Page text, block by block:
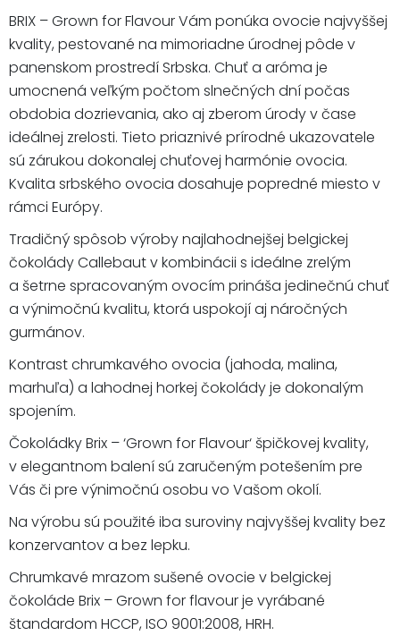
BRIX – Grown for Flavour Vám ponúka ovocie najvyššej
kvality, pestované na mimoriadne úrodnej pôde v
panenskom prostredí Srbska. Chuť a aróma je
umocnená veľkým počtom slnečných dní počas
obdobia dozrievania, ako aj zberom úrody v čase
ideálnej zrelosti. Tieto priaznivé prírodné ukazovatele
sú zárukou dokonalej chuťovej harmónie ovocia.
Kvalita srbského ovocia dosahuje popredné miesto v
rámci Európy.
Tradičný spôsob výroby najlahodnejšej belgickej
čokolády Callebaut v kombinácii s ideálne zrelým
a šetrne spracovaným ovocím prináša jedinečnú chuť
a výnimočnú kvalitu, ktorá uspokojí aj náročných
gurmánov.
Kontrast chrumkavého ovocia (jahoda, malina,
marhuľa) a lahodnej horkej čokolády je dokonalým
spojením.
Čokoládky Brix – ‘Grown for Flavour‘ špičkovej kvality,
v elegantnom balení sú zaručeným potešením pre
Vás či pre výnimočnú osobu vo Vašom okolí.
Na výrobu sú použité iba suroviny najvyššej kvality bez
konzervantov a bez lepku.
Chrumkavé mrazom sušené ovocie v belgickej
čokoláde Brix – Grown for flavour je vyrábané
štandardom HCCP, ISO 9001:2008, HRH.